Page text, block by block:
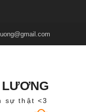
sự thật <3